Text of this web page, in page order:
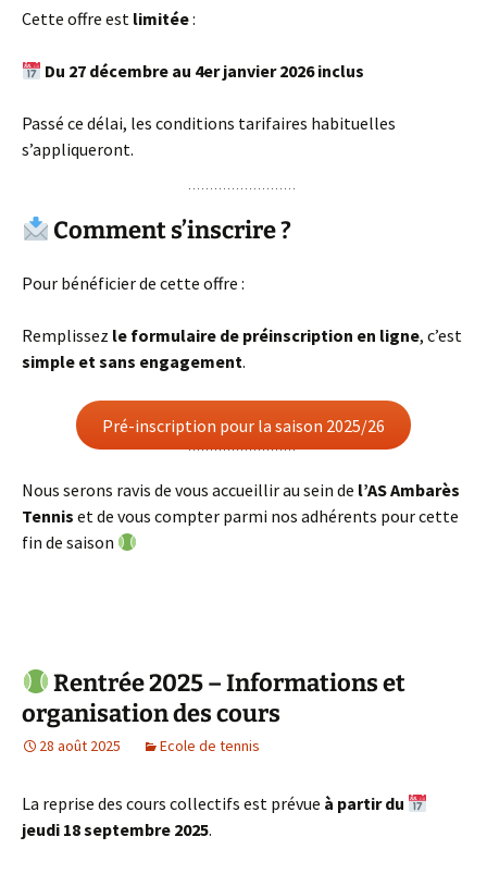
Cette offre est limitée:
Du 27 décembre au 4er janvier 2026 inclus
Passé ce délai, les conditions tarifaires habituelles
s’appliqueront.
Comment s’inscrire ?
Pour bénéficier de cette offre :
Remplissez le formulaire de préinscription en ligne, c’est
simple et sans engagement.
Pré-inscription pour la saison 2025/26
Nous serons ravis de vous accueillir au sein de l’AS Ambarès
Tennis et de vous compter parmi nos adhérents pour cette
fin de saison
Rentrée 2025 – Informations et
organisation des cours
28 août 2025 Ecole de tennis
La reprise des cours collectifs est prévue à partir du
jeudi 18 septembre 2025.